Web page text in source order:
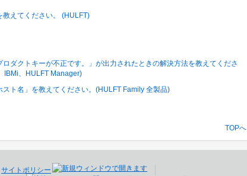
えてください。 (HULFT)
ダクトキーが不正です。」が出力されたときの解決方法を教えてくださ
IBMi、HULFT Manager)
ト名」を教えてください。(HULFT Family 全製品)
TOPへ
サイトポリシー